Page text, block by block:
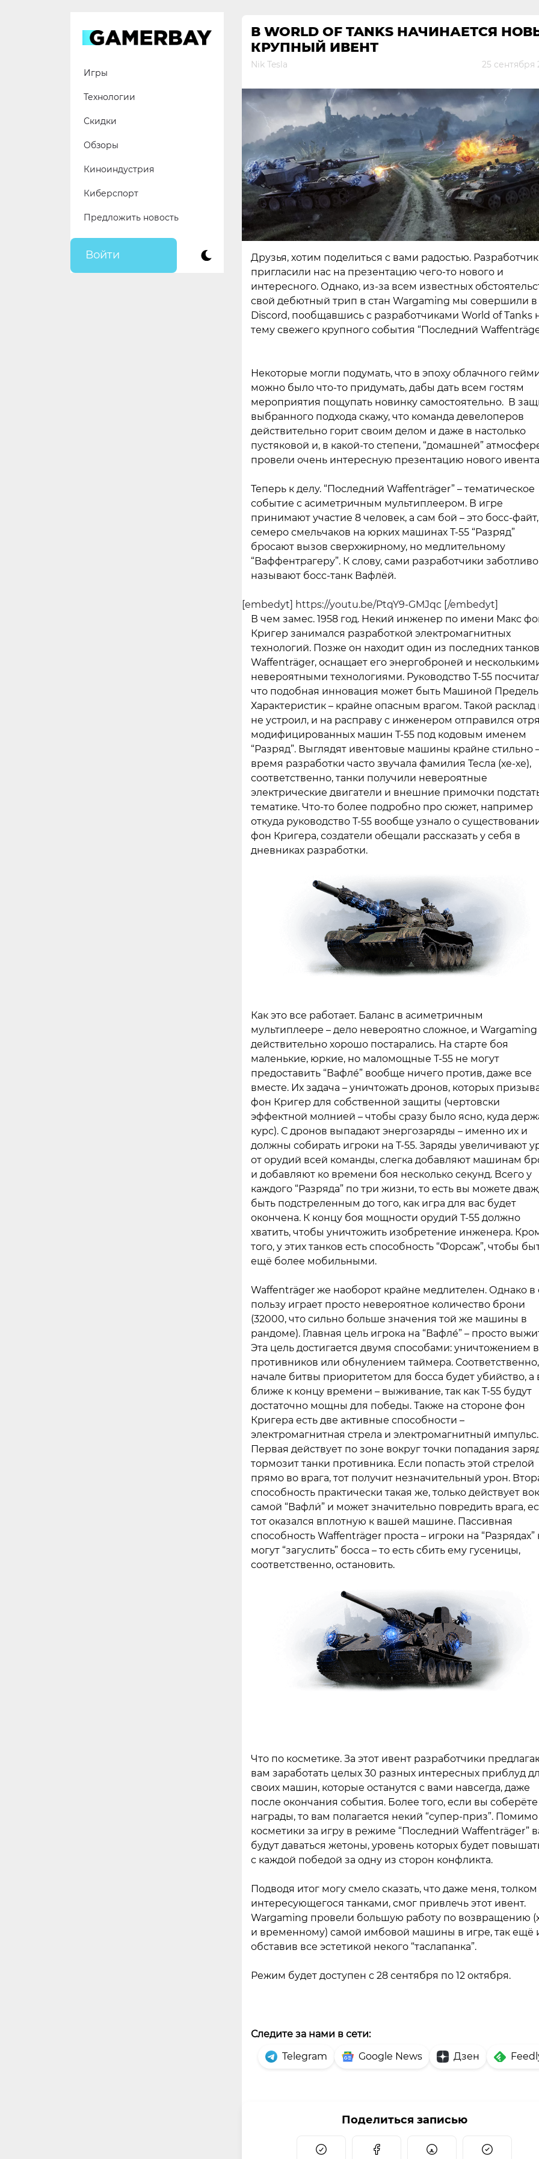
Игры
Технологии
Скидки
Обзоры
Киноиндустрия
Киберспорт
Предложить новость
Войти
В WORLD OF TANKS НАЧИНАЕТСЯ
КРУПНЫЙ ИВЕНТ
Nik Tesla 25 сентября
Друзья, хотим поделиться с вами радостью.
пригласили нас на презентацию чего-то нового и
интересного. Однако, из-за всем известных
свой дебютный трип в стан Wargaming мы совершили в
Discord, пообщавшись с разработчиками World of Tanks
тему свежего крупного события “Последний
Некоторые могли подумать, что в эпоху облачного
можно было что-то придумать, дабы дать всем гостям
мероприятия пощупать новинку самостоятельно. В
выбранного подхода скажу, что команда девелоперов
действительно горит своим делом и даже в настолько
пустяковой и, в какой-то степени, “домашней”
провели очень интересную презентацию нового
Теперь к делу. “Последний Waffenträger” – тематическое
событие с асиметричным мультиплеером. В игре
принимают участие 8 человек, а сам бой – это босс-файт,
семеро смельчаков на юрких машинах Т-55 “Разряд”
бросают вызов сверхжирному, но медлительному
“Ваффентрагеру”. К слову, сами разработчики заботливо
называют босс-танк Вафлёй.
[embedyt] https://youtu.be/PtqY9-GMJqc [/embedyt]
В чем замес. 1958 год. Некий инженер по имени Макс
Кригер занимался разработкой электромагнитных
технологий. Позже он находит один из последних танков
Waffenträger, оснащает его энергоброней и
невероятными технологиями. Руководство Т-55
что подобная инновация может быть Машиной
Характеристик – крайне опасным врагом. Такой расклад
не устроил, и на расправу с инженером отправился
модифицированных машин Т-55 под кодовым именем
“Разряд”. Выглядят ивентовые машины крайне стильно
время разработки часто звучала фамилия Тесла (хе-хе),
соответственно, танки получили невероятные
электрические двигатели и внешние примочки
тематике. Что-то более подробно про сюжет, например
откуда руководство Т-55 вообще узнало о
фон Кригера, создатели обещали рассказать у себя в
дневниках разработки.
Как это все работает. Баланс в асиметричным
мультиплеере – дело невероятно сложное, и Wargaming
действительно хорошо постарались. На старте боя
маленькие, юркие, но маломощные Т-55 не могут
предоставить “Вафле́” вообще ничего против, даже все
вместе. Их задача – уничтожать дронов, которых
фон Кригер для собственной защиты (чертовски
эффектной молнией – чтобы сразу было ясно, куда
курс). С дронов выпадают энергозаряды – именно их и
должны собирать игроки на Т-55. Заряды увеличивают
от орудий всей команды, слегка добавляют машинам
и добавляют ко времени боя несколько секунд. Всего у
каждого “Разряда” по три жизни, то есть вы можете
быть подстреленным до того, как игра для вас будет
окончена. К концу боя мощности орудий Т-55 должно
хватить, чтобы уничтожить изобретение инженера.
того, у этих танков есть способность “Форсаж”, чтобы
ещё более мобильными.
Waffenträger же наоборот крайне медлителен. Однако в
пользу играет просто невероятное количество брони
(32000, что сильно больше значения той же машины в
рандоме). Главная цель игрока на “Вафле́” – просто
Эта цель достигается двумя способами: уничтожением
противников или обнулением таймера.
начале битвы приоритетом для босса будет убийство, а
ближе к концу времени – выживание, так как Т-55 будут
достаточно мощны для победы. Также на стороне фон
Кригера есть две активные способности –
электромагнитная стрела и электромагнитный импульс.
Первая действует по зоне вокруг точки попадания
тормозит танки противника. Если попасть этой стрелой
прямо во врага, тот получит незначительный урон.
способность практически такая же, только действует
самой “Вафли́” и может значительно повредить врага,
тот оказался вплотную к вашей машине. Пассивная
способность Waffenträger проста – игроки на “Разрядах”
могут “загуслить” босса – то есть сбить ему гусеницы,
соответственно, остановить.
Что по косметике. За этот ивент разработчики
вам заработать целых 30 разных интересных приблуд
своих машин, которые останутся с вами навсегда, даже
после окончания события. Более того, если вы
награды, то вам полагается некий “супер-приз”. Помимо
косметики за игру в режиме “Последний Waffenträger”
будут даваться жетоны, уровень которых будет
с каждой победой за одну из сторон конфликта.
Подводя итог могу смело сказать, что даже меня,
интересующегося танками, смог привлечь этот ивент.
Wargaming провели большую работу по возвращению
и временному) самой имбовой машины в игре, так ещё
обставив все эстетикой некого “таслапанка”.
Режим будет доступен с 28 сентября по 12 октября.
Следите за нами в сети:
Telegram
Google News Дзен
Поделиться записью